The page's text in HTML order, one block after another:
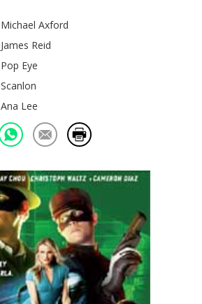
Michael Axford
James Reid
Pop Eye
Scanlon
Ana Lee